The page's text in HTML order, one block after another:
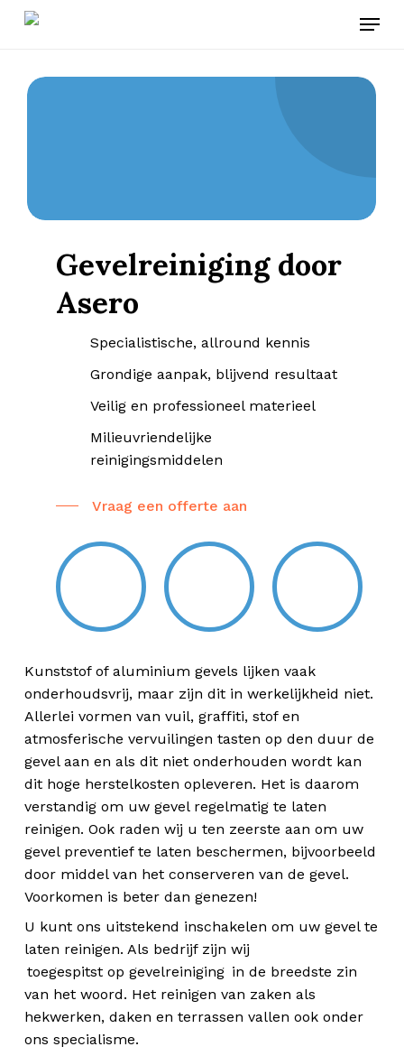
Skip
content
Menu
Gevelreiniging door
Asero
Specialistische, allround kennis
Grondige aanpak, blijvend resultaat
Veilig en professioneel materieel
Milieuvriendelijke
reinigingsmiddelen
Vraag een offerte aan
Kunststof of aluminium gevels lijken vaak
onderhoudsvrij, maar zijn dit in werkelijkheid niet.
Allerlei vormen van vuil, graffiti, stof en
atmosferische vervuilingen tasten op den duur de
gevel aan en als dit niet onderhouden wordt kan
dit hoge herstelkosten opleveren. Het is daarom
verstandig om uw gevel regelmatig te laten
reinigen. Ook raden wij u ten zeerste aan om uw
gevel preventief te laten beschermen, bijvoorbeeld
door middel van het conserveren van de gevel.
Voorkomen is beter dan genezen!
U kunt ons uitstekend inschakelen om uw gevel te
laten reinigen. Als bedrijf zijn wij
toegespitst op gevelreiniging in de breedste zin
van het woord. Het reinigen van zaken als
hekwerken, daken en terrassen vallen ook onder
ons specialisme.